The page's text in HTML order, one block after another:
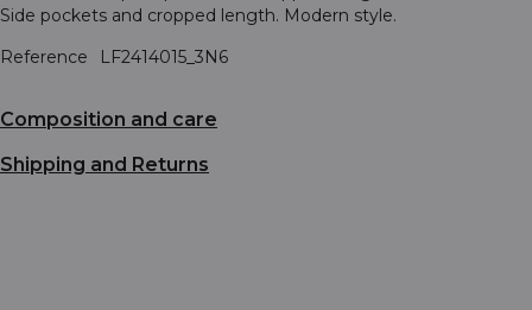
Side pockets and cropped length. Modern style.
Reference
LF2414015_3N6
Composition and care
Shipping and Returns